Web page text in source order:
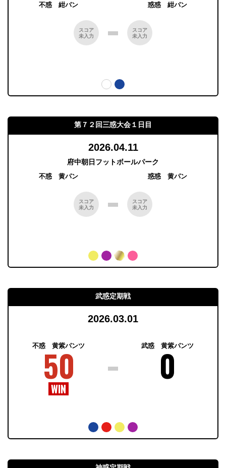
不惑 紺パン
スコア
未入力
惑惑 紺パン
スコア
未入力
第７２回三惑大会１日目
2026.04.11
府中朝日フットボールパーク
不惑 黄パン
スコア
未入力
惑惑 黄パン
スコア
未入力
武惑定期戦
2026.03.01
不惑 黄紫パンツ
50 武惑 黄紫パンツ
0